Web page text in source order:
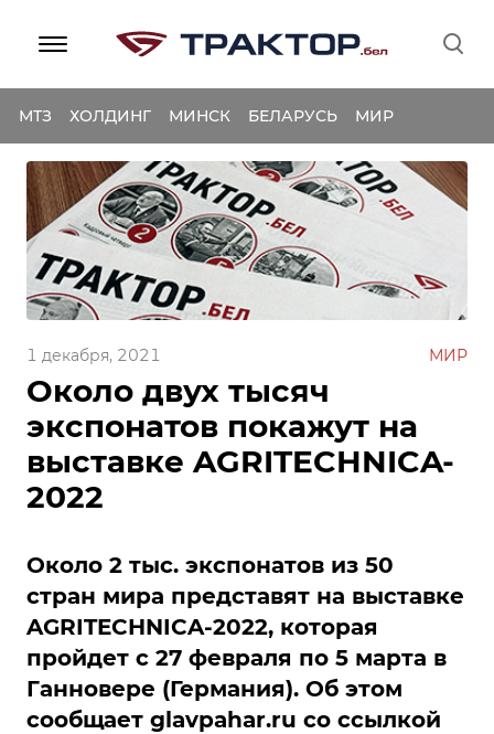
МТЗ ХОЛДИНГ МИНСК БЕЛАРУСЬ МИР
Около двух тысяч
экспонатов покажут на
выставке AGRITECHNICA-
2022
1 декабря, 2021 МИР
Около 2 тыс. экспонатов из 50
стран мира представят на выставке
AGRITECHNICA-2022, которая
пройдет с 27 февраля по 5 марта в
Ганновере (Германия). Об этом
сообщает glavpahar.ru со ссылкой